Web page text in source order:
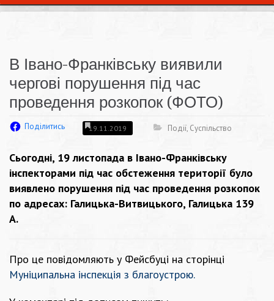
В Івано-Франківську виявили
чергові порушення під час
проведення розкопок (ФОТО)
Поділитись 19.11.2019 Події, Суспільство
Сьогодні, 19 листопада в Івано-Франківську
інспекторами під час обстеження території було
виявлено порушення під час проведення розкопок
по адресах: Галицька-Витвицького, Галицька 139
А.
Про це повідомляють у Фейсбуці на сторінці
Муніципальна інспекція з благоустрою.